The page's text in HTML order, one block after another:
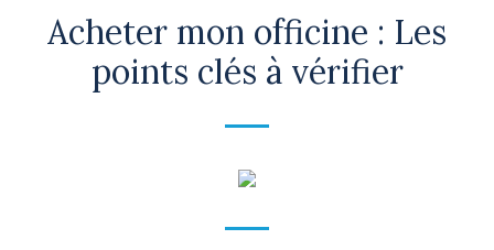
Acheter mon officine : Les
points clés à vérifier